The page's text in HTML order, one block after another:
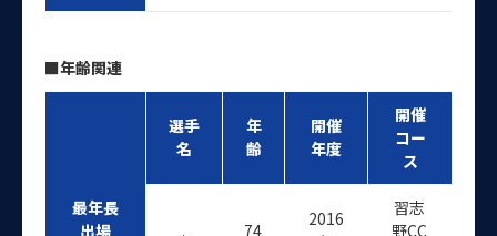
■年齢関連
最年長
出場
選手
名
年
齢
開催
年度
開催
コー
ス
74
2016
習志
野CC